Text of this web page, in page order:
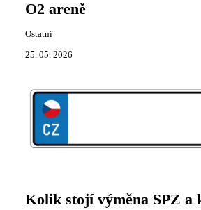
O2 areně
Ostatní
25. 05. 2026
Kolik stojí výměna SPZ a